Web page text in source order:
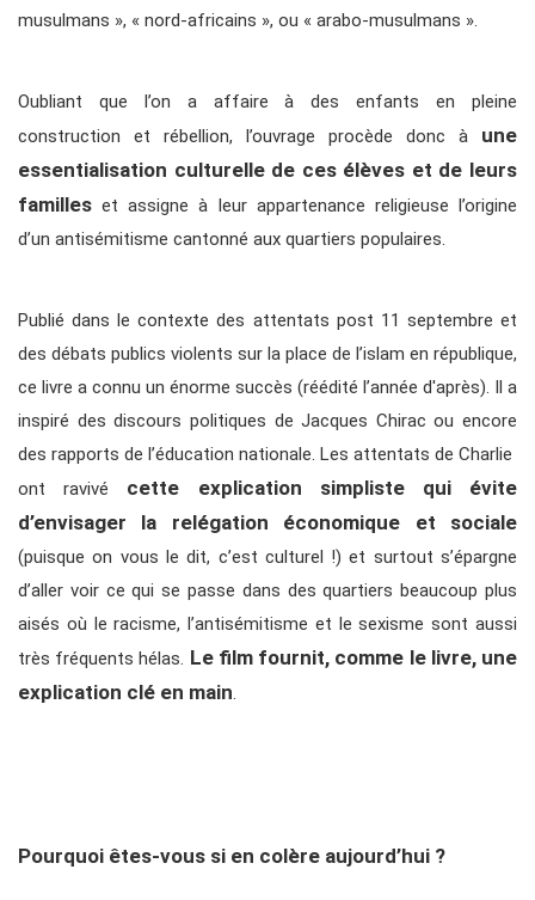
musulmans », « nord-africains », ou « arabo-musulmans ».
Oubliant que l’on a affaire à des enfants en pleine
construction et rébellion, l’ouvrage procède donc à une
essentialisation culturelle de ces élèves et de leurs
familles et assigne à leur appartenance religieuse l’origine
d’un antisémitisme cantonné aux quartiers populaires.
Publié dans le contexte des attentats post 11 septembre et
des débats publics violents sur la place de l’islam en république,
ce livre a connu un énorme succès (réédité l’année d'après). Il a
inspiré des discours politiques de Jacques Chirac ou encore
des rapports de l’éducation nationale. Les attentats de Charlie
ont ravivé cette explication simpliste qui évite
d’envisager la relégation économique et sociale
(puisque on vous le dit, c’est culturel !) et surtout s’épargne
d’aller voir ce qui se passe dans des quartiers beaucoup plus
aisés où le racisme, l’antisémitisme et le sexisme sont aussi
très fréquents hélas. Le film fournit, comme le livre, une
explication clé en main.
Pourquoi êtes-vous si en colère aujourd’hui ?